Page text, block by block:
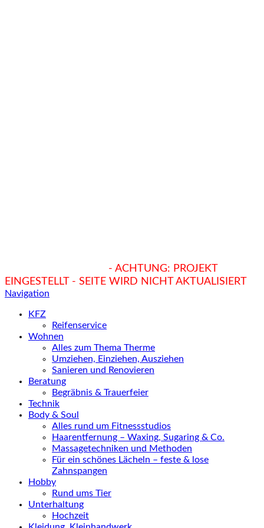
- ACHTUNG: PROJEKT
EINGESTELLT - SEITE WIRD NICHT AKTUALISIERT
Navigation
KFZ
Reifenservice
Wohnen
Alles zum Thema Therme
Umziehen, Einziehen, Ausziehen
Sanieren und Renovieren
Beratung
Begräbnis & Trauerfeier
Technik
Body & Soul
Alles rund um Fitnessstudios
Haarentfernung – Waxing, Sugaring & Co.
Massagetechniken und Methoden
Für ein schönes Lächeln – feste & lose
Zahnspangen
Hobby
Rund ums Tier
Unterhaltung
Hochzeit